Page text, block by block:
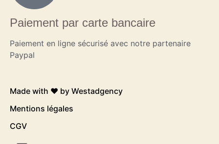
Paiement par carte bancaire
Paiement en ligne sécurisé avec notre partenaire
Paypal
Made with ❤️ by Westadgency
Mentions légales
CGV